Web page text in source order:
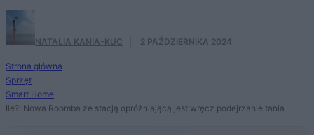
NATALIA KANIA-KUC 2 PAŹDZIERNIKA 2024
Strona główna
Sprzęt
Smart Home
Ile?! Nowa Roomba ze stacją opróżniającą jest wręcz podejrzanie tania